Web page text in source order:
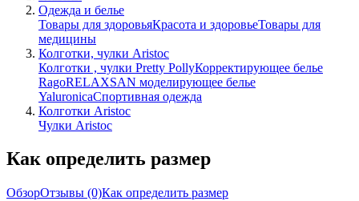
Одежда и белье
Товары для здоровьяКрасота и здоровьеТовары для
медицины
Колготки, чулки Aristoc
Колготки , чулки Pretty PollyКорректирующее белье
RagoRELAXSAN моделирующее белье
YaluroniсaСпортивная одежда
Колготки Aristoc
Чулки Aristoc
Как определить размер
ОбзорОтзывы (0)Как определить размер